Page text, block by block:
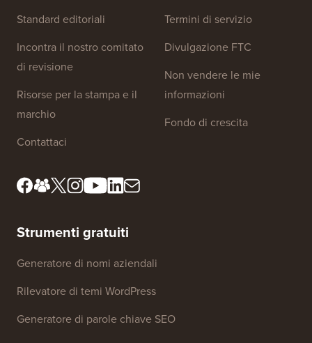
Standard editoriali
Incontra il nostro comitato
di revisione
Risorse per la stampa e il
marchio
Contattaci
Termini di servizio
Divulgazione FTC
Non vendere le mie
informazioni
Fondo di crescita
Strumenti gratuiti
Generatore di nomi aziendali
Rilevatore di temi WordPress
Generatore di parole chiave SEO